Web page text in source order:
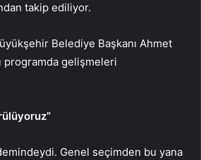
takip ediliyor.
Belediye Başkanı Ahmet
programda gelişmeleri
Genel seçimden bu yana